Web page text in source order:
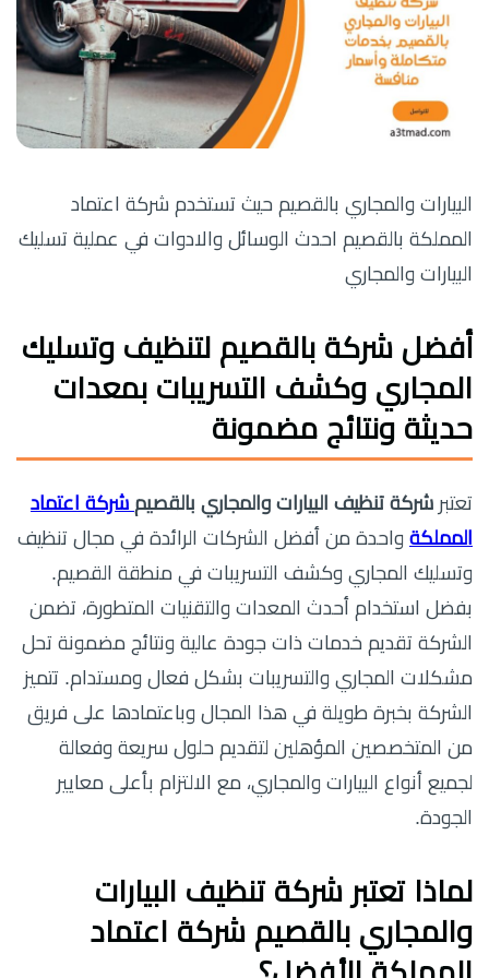
البيارات والمجاري بالقصيم حيث تستخدم شركة اعتماد
المملكة بالقصيم احدث الوسائل والادوات في عملية تسليك
البيارات والمجاري
أفضل شركة بالقصيم لتنظيف وتسليك
المجاري وكشف التسريبات بمعدات
حديثة ونتائج مضمونة
تعتبر شركة تنظيف البيارات والمجاري بالقصيم شركة اعتماد
المملكة واحدة من أفضل الشركات الرائدة في مجال تنظيف
وتسليك المجاري وكشف التسريبات في منطقة القصيم.
بفضل استخدام أحدث المعدات والتقنيات المتطورة، تضمن
الشركة تقديم خدمات ذات جودة عالية ونتائج مضمونة تحل
مشكلات المجاري والتسريبات بشكل فعال ومستدام. تتميز
الشركة بخبرة طويلة في هذا المجال وباعتمادها على فريق
من المتخصصين المؤهلين لتقديم حلول سريعة وفعالة
لجميع أنواع البيارات والمجاري، مع الالتزام بأعلى معايير
الجودة.
لماذا تعتبر شركة تنظيف البيارات
والمجاري بالقصيم شركة اعتماد